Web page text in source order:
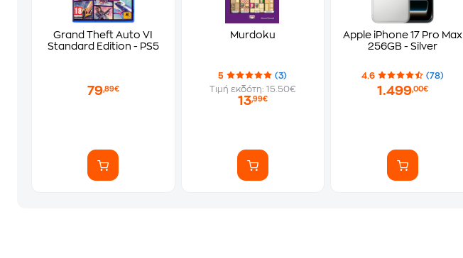
Grand Theft Auto VI
Standard Edition - PS5
79,89€
Murdoku
5
(3)
Τιμή εκδότη: 15.50€
13,99€
Apple iPhone 17 Pro Max
256GB - Silver
4.6 (78)
1.499,00€